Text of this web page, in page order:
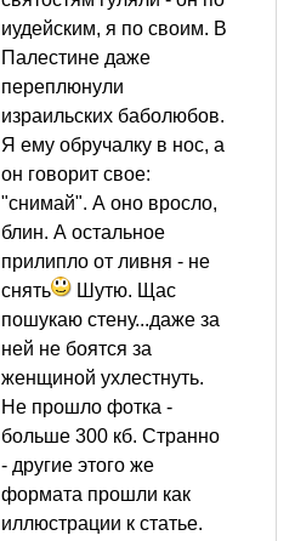
иудейским, я по своим. В
Палестине даже
переплюнули
израильских баболюбов.
Я ему обручалку в нос, а
он говорит свое:
"снимай". А оно вросло,
блин. А остальное
прилипло от ливня - не
снять
Шутю. Щас
пошукаю стену...даже за
ней не боятся за
женщиной ухлестнуть.
Не прошло фотка -
больше 300 кб. Странно
- другие этого же
формата прошли как
иллюстрации к статье.